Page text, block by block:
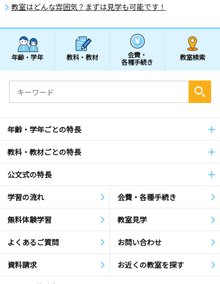
教室はどんな雰囲気？まずは見学も可能です！
年齢・学年 教科・教材 会費・
各種手続き
教室検索
年齢・学年ごとの特長
教科・教材ごとの特長
公文式の特長
学習の流れ 会費・各種手続き
無料体験学習 教室見学
よくあるご質問 お問い合わせ
資料請求 お近くの教室を探す